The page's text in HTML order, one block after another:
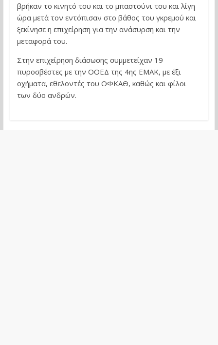
βρήκαν το κινητό του και το μπαστούνι του και λίγη
ώρα μετά τον εντόπισαν στο βάθος του γκρεμού και
ξεκίνησε η επιχείρηση για την ανάσυρση και την
μεταφορά του.
Στην επιχείρηση διάσωσης συμμετείχαν 19
πυροσβέστες με την ΟΟΕΔ της 4ης ΕΜΑΚ, με έξι
οχήματα, εθελοντές του ΟΦΚΑΘ, καθώς και φίλοι
των δύο ανδρών.